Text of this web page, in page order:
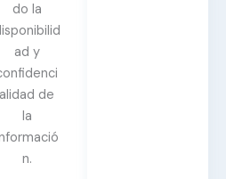
do la
ad y
alidad de
la
n.